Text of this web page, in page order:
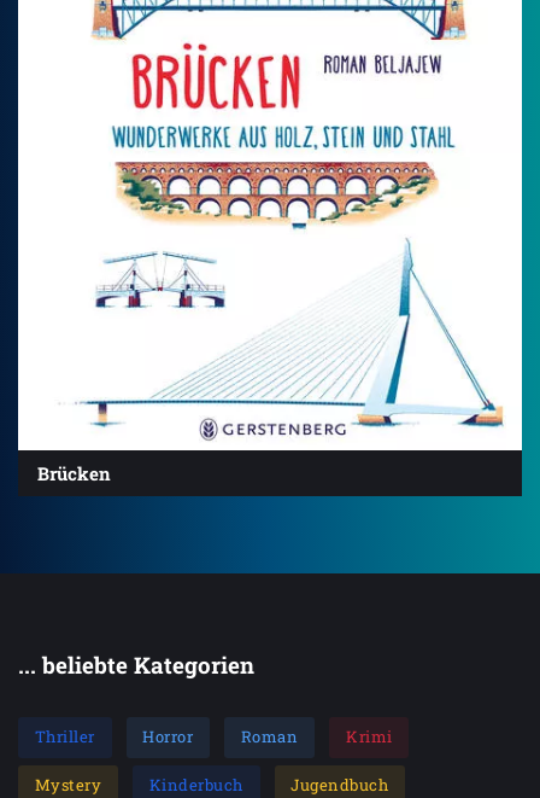
Brücken
... beliebte Kategorien
Thriller Horror Roman Krimi
Mystery Kinderbuch Jugendbuch